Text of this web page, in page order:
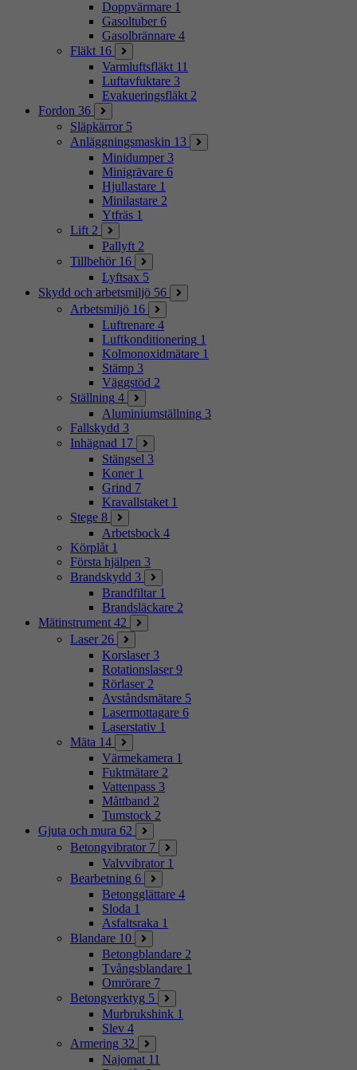
Doppvärmare 1
Gasoltuber 6
Gasolbrännare 4
Fläkt 16
Varmluftsfläkt 11
Luftavfuktare 3
Evakueringsfläkt 2
Fordon 36
Släpkärror 5
Anläggningsmaskin 13
Minidumper 3
Minigrävare 6
Hjullastare 1
Minilastare 2
Ytfräs 1
Lift 2
Pallyft 2
Tillbehör 16
Lyftsax 5
Skydd och arbetsmiljö 56
Arbetsmiljö 16
Luftrenare 4
Luftkonditionering 1
Kolmonoxidmätare 1
Stämp 3
Väggstöd 2
Ställning 4
Aluminiumställning 3
Fallskydd 3
Inhägnad 17
Stängsel 3
Koner 1
Grind 7
Kravallstaket 1
Stege 8
Arbetsbock 4
Körplåt 1
Första hjälpen 3
Brandskydd 3
Brandfiltar 1
Brandsläckare 2
Mätinstrument 42
Laser 26
Korslaser 3
Rotationslaser 9
Rörlaser 2
Avståndsmätare 5
Lasermottagare 6
Laserstativ 1
Mäta 14
Värmekamera 1
Fuktmätare 2
Vattenpass 3
Måttband 2
Tumstock 2
Gjuta och mura 62
Betongvibrator 7
Valvvibrator 1
Bearbetning 6
Betongglättare 4
Sloda 1
Asfaltsraka 1
Blandare 10
Betongblandare 2
Tvångsblandare 1
Omrörare 7
Betongverktyg 5
Murbrukshink 1
Slev 4
Armering 32
Najomat 11